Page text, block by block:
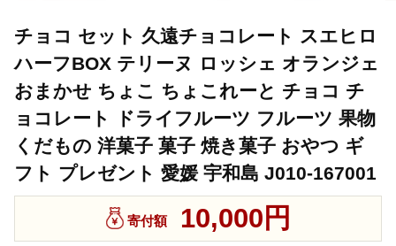
チョコ セット 久遠チョコレート スエヒロ
ハーフBOX テリーヌ ロッシェ オランジェ
おまかせ ちょこ ちょこれーと チョコ チ
ョコレート ドライフルーツ フルーツ 果物
くだもの 洋菓子 菓子 焼き菓子 おやつ ギ
フト プレゼント 愛媛 宇和島 J010-167001
寄付額 10,000円